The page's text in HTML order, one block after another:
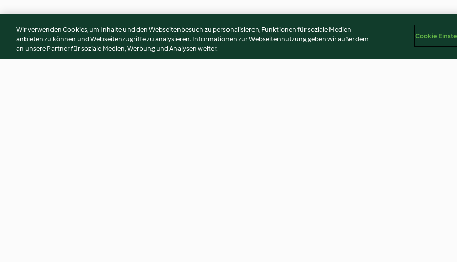
Wir verwenden Cookies, um Inhalte und den Webseitenbesuch zu personalisieren, Funktionen für soziale Medien
anbieten zu können und Webseitenzugriffe zu analysieren. Informationen zur Webseitennutzung geben wir außerdem
an unsere Partner für soziale Medien, Werbung und Analysen weiter.
Cookie